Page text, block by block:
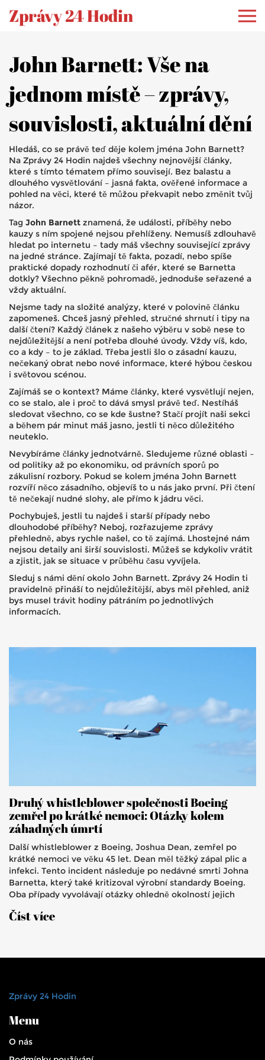
Zprávy 24 Hodin
John Barnett: Vše na
jednom místě – zprávy,
souvislosti, aktuální dění
Hledáš, co se právě teď děje kolem jména John Barnett?
Na Zprávy 24 Hodin najdeš všechny nejnovější články,
které s tímto tématem přímo souvisejí. Bez balastu a
dlouhého vysvětlování – jasná fakta, ověřené informace a
pohled na věci, které tě můžou překvapit nebo změnit tvůj
názor.
Tag John Barnett znamená, že události, příběhy nebo
kauzy s ním spojené nejsou přehlíženy. Nemusíš zdlouhavě
hledat po internetu – tady máš všechny související zprávy
na jedné stránce. Zajímají tě fakta, pozadí, nebo spíše
praktické dopady rozhodnutí či afér, které se Barnetta
dotkly? Všechno pěkně pohromadě, jednoduše seřazené a
vždy aktuální.
Nejsme tady na složité analýzy, které v polovině článku
zapomeneš. Chceš jasný přehled, stručné shrnutí i tipy na
další čtení? Každý článek z našeho výběru v sobě nese to
nejdůležitější a není potřeba dlouhé úvody. Vždy víš, kdo,
co a kdy – to je základ. Třeba jestli šlo o zásadní kauzu,
nečekaný obrat nebo nové informace, které hýbou českou
i světovou scénou.
Zajímáš se o kontext? Máme články, které vysvětlují nejen,
co se stalo, ale i proč to dává smysl právě teď. Nestíháš
sledovat všechno, co se kde šustne? Stačí projít naši sekci
a během pár minut máš jasno, jestli ti něco důležitého
neuteklo.
Nevybíráme články jednotvárně. Sledujeme různé oblasti –
od politiky až po ekonomiku, od právních sporů po
zákulisní rozbory. Pokud se kolem jména John Barnett
rozvíří něco zásadního, objevíš to u nás jako první. Při čtení
tě nečekají nudné slohy, ale přímo k jádru věci.
Pochybuješ, jestli tu najdeš i starší případy nebo
dlouhodobé příběhy? Neboj, rozřazujeme zprávy
přehledně, abys rychle našel, co tě zajímá. Lhostejné nám
nejsou detaily ani širší souvislosti. Můžeš se kdykoliv vrátit
a zjistit, jak se situace v průběhu času vyvíjela.
Sleduj s námi dění okolo John Barnett. Zprávy 24 Hodin ti
pravidelně přináší to nejdůležitější, abys měl přehled, aniž
bys musel trávit hodiny pátráním po jednotlivých
informacích.
Druhý whistleblower společnosti Boeing
zemřel po krátké nemoci: Otázky kolem
záhadných úmrtí
Další whistleblower z Boeing, Joshua Dean, zemřel po
krátké nemoci ve věku 45 let. Dean měl těžký zápal plic a
infekci. Tento incident následuje po nedávné smrti Johna
Barnetta, který také kritizoval výrobní standardy Boeing.
Oba případy vyvolávají otázky ohledně okolností jejich
Číst více
Zprávy 24 Hodin
Menu
O nás